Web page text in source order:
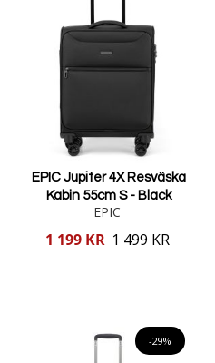
EPIC Jupiter 4X Resväska
Kabin 55cm S - Black
EPIC
Reducerat
1 199 KR 1 499 KR
-29%